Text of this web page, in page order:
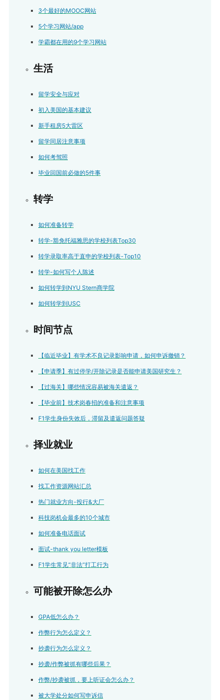
3个最好的MOOC网站
5个学习网站/app
学霸都在用的9个学习网站
生活
留学安全与应对
初入美国的基本建议
新手租房5大雷区
留学同居注意事项
如何考驾照
毕业回国前必做的5件事
转学
如何准备转学
转学-豁免托福雅思的学校列表Top30
转学录取率高于直申的学校列表-Top10
转学-如何写个人陈述
如何转学到NYU Stern商学院
如何转学到USC
时间节点
【临近毕业】有学术不良记录影响申请，如何申诉撤销？
【申请季】有过停学/开除记录是否能申请美国研究生？
【过海关】哪些情况容易被海关遣返？
【毕业前】技术岗春招的准备和注意事项
F1学生身份失效后，滞留及遣返问题答疑
择业就业
如何在美国找工作
找工作资源网站汇总
热门就业方向-投行&大厂
科技岗机会最多的10个城市
如何准备电话面试
面试-thank you letter模板
F1学生常见“非法”打工行为
可能被开除怎么办
GPA低怎么办？
作弊行为怎么定义？
抄袭行为怎么定义？
抄袭/作弊被抓有哪些后果？
作弊/抄袭被抓，要上听证会怎么办？
被大学处分如何写申诉信